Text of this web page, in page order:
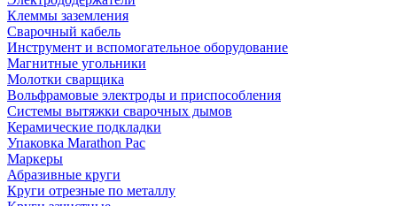
Клеммы заземления
Сварочный кабель
Инструмент и вспомогательное оборудование
Магнитные угольники
Молотки сварщика
Вольфрамовые электроды и приспособления
Системы вытяжки сварочных дымов
Керамические подкладки
Упаковка Marathon Pac
Маркеры
Абразивные круги
Круги отрезные по металлу